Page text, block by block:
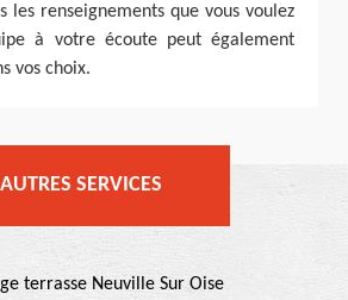
les renseignements que vous voulez
à votre écoute peut également
vos choix.
AUTRES SERVICES
terrasse Neuville Sur Oise